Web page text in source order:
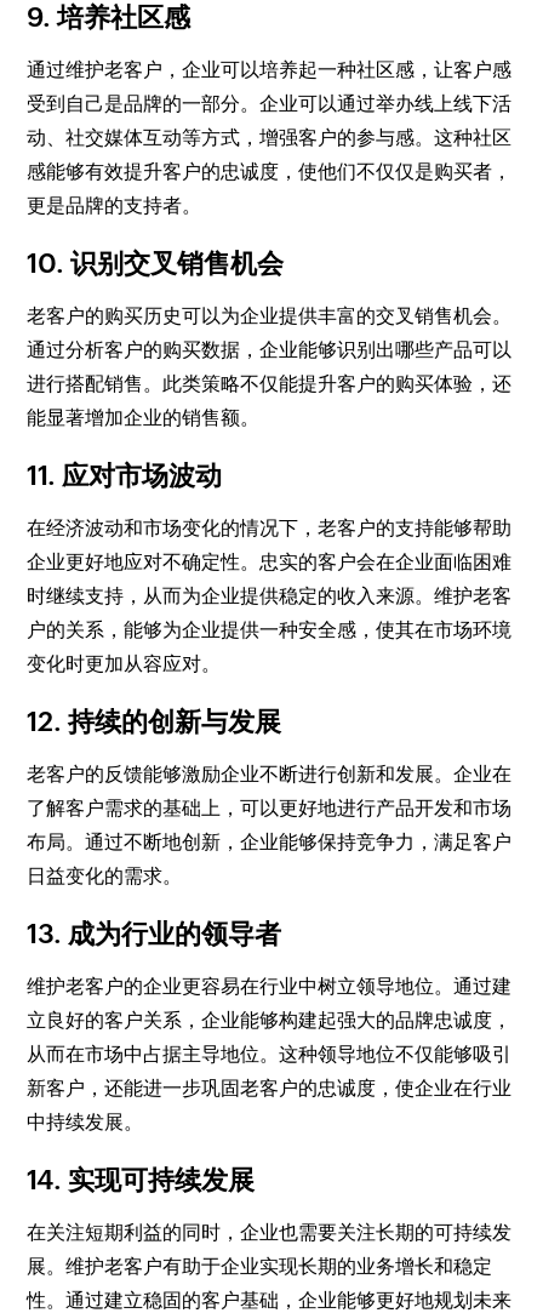
9. 培养社区感
通过维护老客户，企业可以培养起一种社区感，让客户感
受到自己是品牌的一部分。企业可以通过举办线上线下活
动、社交媒体互动等方式，增强客户的参与感。这种社区
感能够有效提升客户的忠诚度，使他们不仅仅是购买者，
更是品牌的支持者。
10. 识别交叉销售机会
老客户的购买历史可以为企业提供丰富的交叉销售机会。
通过分析客户的购买数据，企业能够识别出哪些产品可以
进行搭配销售。此类策略不仅能提升客户的购买体验，还
能显著增加企业的销售额。
11. 应对市场波动
在经济波动和市场变化的情况下，老客户的支持能够帮助
企业更好地应对不确定性。忠实的客户会在企业面临困难
时继续支持，从而为企业提供稳定的收入来源。维护老客
户的关系，能够为企业提供一种安全感，使其在市场环境
变化时更加从容应对。
12. 持续的创新与发展
老客户的反馈能够激励企业不断进行创新和发展。企业在
了解客户需求的基础上，可以更好地进行产品开发和市场
布局。通过不断地创新，企业能够保持竞争力，满足客户
日益变化的需求。
13. 成为行业的领导者
维护老客户的企业更容易在行业中树立领导地位。通过建
立良好的客户关系，企业能够构建起强大的品牌忠诚度，
从而在市场中占据主导地位。这种领导地位不仅能够吸引
新客户，还能进一步巩固老客户的忠诚度，使企业在行业
中持续发展。
14. 实现可持续发展
在关注短期利益的同时，企业也需要关注长期的可持续发
展。维护老客户有助于企业实现长期的业务增长和稳定
性。通过建立稳固的客户基础，企业能够更好地规划未来